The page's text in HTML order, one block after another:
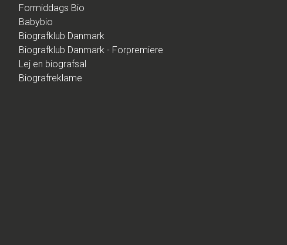
Formiddags Bio
Babybio
Biografklub Danmark
Biografklub Danmark - Forpremiere
Lej en biografsal
Biografreklame